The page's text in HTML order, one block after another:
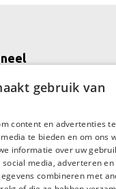
werving van talent
aan
aan
en financiële
staat
Daaf Amersfoort
gebruik van
content en advertenties
te bieden en om ons
informatie over uw
media, adverteren en
combineren met